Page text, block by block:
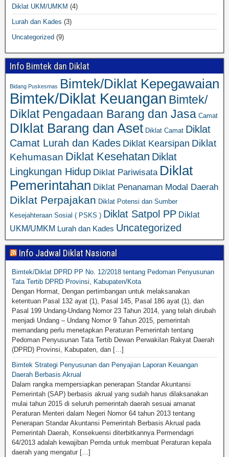
Diklat UKM/UMKM (4)
Lurah dan Kades (3)
Uncategorized (9)
Info Bimtek dan Diklat
Bidang Puskesmas Bimtek/Diklat Kepegawaian
Bimtek/Diklat Keuangan Bimtek/
Diklat Pengadaan Barang dan Jasa Camat
DIklat Barang dan Aset Diklat Camat Diklat
Camat Lurah dan Kades Diklat Kearsipan Diklat
Kehumasan Diklat Kesehatan Diklat
Lingkungan Hidup Diklat Pariwisata Diklat
Pemerintahan Diklat Penanaman Modal Daerah
Diklat Perpajakan Diklat Potensi dan Sumber
Kesejahteraan Sosial ( PSKS ) Diklat Satpol PP Diklat
UKM/UMKM Lurah dan Kades Uncategorized
Info Jadwal Diklat Nasional
Bimtek/Diklat DPRD PP No. 12/2018 tentang Pedoman Penyusunan
Tata Tertib DPRD Provinsi, Kabupaten/Kota
Dengan Hormat, Dengan pertimbangan untuk melaksanakan
ketentuan Pasal 132 ayat (1), Pasal 145, Pasal 186 ayat (1), dan
Pasal 199 Undang-Undang Nomor 23 Tahun 2014, yang telah dirubah
menjadi Undang – Undang Nomor 9 Tahun 2015, pemerintah
memandang perlu menetapkan Peraturan Pemerintah tentang
Pedoman Penyusunan Tata Tertib Dewan Perwakilan Rakyat Daerah
(DPRD) Provinsi, Kabupaten, dan […]
Bimtek Strategi Penyusunan dan Penyajian Laporan Keuangan
Daerah Berbasis Akrual
Dalam rangka mempersiapkan penerapan Standar Akuntansi
Pemerintah (SAP) berbasis akrual yang sudah harus dilaksanakan
mulai tahun 2015 di seluruh pemerintah daerah sesuai amanat
Peraturan Menteri dalam Negeri Nomor 64 tahun 2013 tentang
Penerapan Standar Akuntansi Pemerintah Berbasis Akrual pada
Pemerintah Daerah, Konsekuensi diterbitkannya Permendagri
64/2013 adalah kewajiban Pemda untuk membuat Peraturan kepala
daerah yang mengatur […]